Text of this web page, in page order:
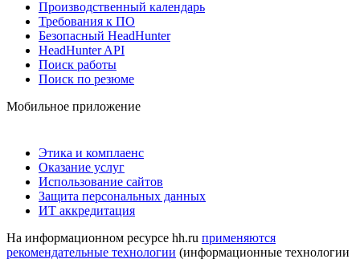
Производственный календарь
Требования к ПО
Безопасный HeadHunter
HeadHunter API
Поиск работы
Поиск по резюме
Мобильное приложение
Этика и комплаенс
Оказание услуг
Использование сайтов
Защита персональных данных
ИТ аккредитация
На информационном ресурсе hh.ru применяются
рекомендательные технологии (информационные технологии